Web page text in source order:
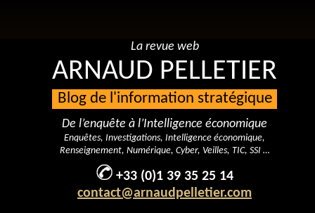
La revue web
ARNAUD PELLETIER
Blog de l'information stratégique
De l’enquête à l’Intelligence économique
Enquêtes, Investigations, Intelligence économique,
Renseignement, Numérique, Cyber, Veilles, TIC, SSI …
+33 (0)1 39 35 25 14
contact@arnaudpelletier.com